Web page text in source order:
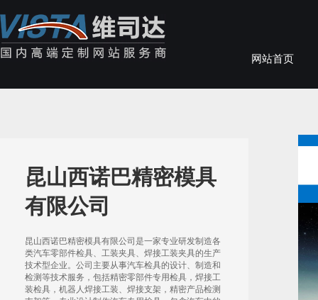
网站首页
昆山西诺巴精密模具
有限公司
昆山西诺巴精密模具有限公司是一家专业研发制造各
类汽车零部件检具、工装夹具、焊接工装夹具的生产
技术型企业。公司主要从事汽车检具的设计、制造和
检测等技术服务，包括精密零部件专用检具，焊接工
装检具，机器人焊接工装、焊接支架，精密产品检测